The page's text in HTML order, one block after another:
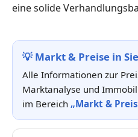
eine solide
💡Markt & Preise in
Alle Informationen zur
Marktanalyse und
im Bereich „Markt &